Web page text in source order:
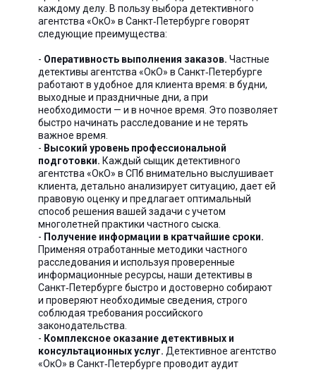
каждому делу. В пользу выбора детективного
агентства «ОкО» в Санкт‑Петербурге говорят
следующие преимущества:
- Оперативность выполнения заказов. Частные
детективы агентства «ОкО» в Санкт‑Петербурге
работают в удобное для клиента время: в будни,
выходные и праздничные дни, а при
необходимости — и в ночное время. Это позволяет
быстро начинать расследование и не терять
важное время.
- Высокий уровень профессиональной
подготовки. Каждый сыщик детективного
агентства «ОкО» в СПб внимательно выслушивает
клиента, детально анализирует ситуацию, дает ей
правовую оценку и предлагает оптимальный
способ решения вашей задачи с учетом
многолетней практики частного сыска.
- Получение информации в кратчайшие сроки.
Применяя отработанные методики частного
расследования и используя проверенные
информационные ресурсы, наши детективы в
Санкт‑Петербурге быстро и достоверно собирают
и проверяют необходимые сведения, строго
соблюдая требования российского
законодательства.
- Комплексное оказание детективных и
консультационных услуг. Детективное агентство
«ОкО» в Санкт‑Петербурге проводит аудит